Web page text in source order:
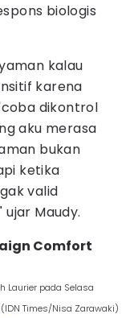
biologis
kalau
karena
dikontrol
aku merasa
bukan
ketika
valid
Maudy.
Comfort
Laurier pada Selasa
Times/Nisa Zarawaki)